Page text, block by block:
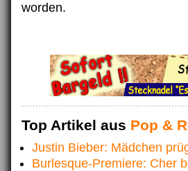
worden.
Top Artikel aus Pop &
Justin Bieber: Mädchen
Burlesque-Premiere: Cher